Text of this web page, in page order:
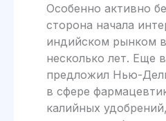
Особенно активно
сторона начала
индийском рынком
несколько лет. Еще
предложил Нью-
в сфере
калийных